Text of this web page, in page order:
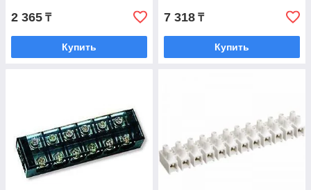
2 365 ₸
Купить
7 318 ₸
Купить